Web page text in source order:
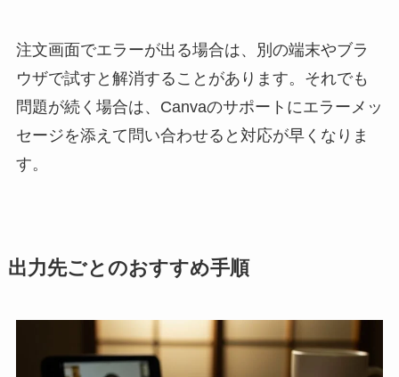
注文画面でエラーが出る場合は、別の端末やブラ
ウザで試すと解消することがあります。それでも
問題が続く場合は、Canvaのサポートにエラーメッ
セージを添えて問い合わせると対応が早くなりま
す。
出力先ごとのおすすめ手順